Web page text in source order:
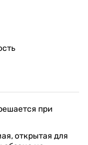
при
открытая для